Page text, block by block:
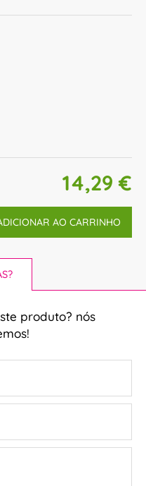
14,29 €
AO CARRINHO
produto? nós